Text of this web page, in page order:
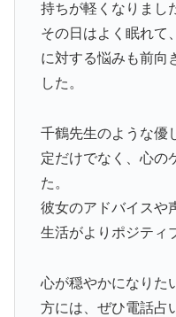
持ちが軽くなりまし
その日はよく眠れて
に対する悩みも前向
した。
千鶴先生のような優
定だけでなく、心の
た。
彼女のアドバイスや
生活がよりポジティ
心が穏やかになりた
方には、ぜひ電話占